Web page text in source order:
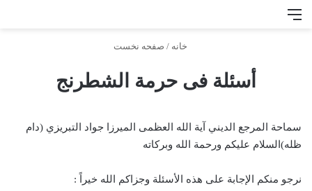
خانه / صفحه نخست
أسئلة فی حرمة الشطرنج
سماحة المرجع الديني آية الله العظمى الميرزا جواد التبريزي (دام
ظله)السلام عليكم ورحمة الله وبركاته
نرجو منكم الإجابة على هذه الأسئلة وجزاكم الله خيراً :